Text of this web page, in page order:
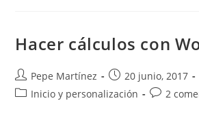
Hacer cálculos con
Autor
de
Pepe Martínez
Publicación
de
20 junio, 2017
Categoría
Inicio y personalización 2